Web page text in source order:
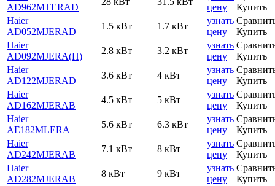
AD962MTERAD
цену
Купить
Haier
AD052MJERAD
1.5 кВт 1.7 кВт
узнать
цену
Купить
Haier
AD092MJERA(H)
2.8 кВт 3.2 кВт
узнать
цену
Купить
Haier
AD122MJERAD
3.6 кВт 4 кВт
узнать
цену
Купить
Haier
AD162MJERAB
4.5 кВт 5 кВт
узнать
цену
Купить
Haier
AE182MLERA
5.6 кВт 6.3 кВт
узнать
цену
Купить
Haier
AD242MJERAB
7.1 кВт 8 кВт
узнать
цену
Купить
Haier
AD282MJERAB
8 кВт 9 кВт
узнать
цену
Купить